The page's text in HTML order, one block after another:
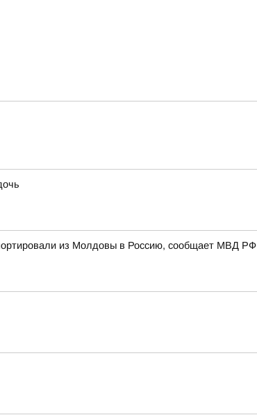
из Молдовы в Россию, сообщает МВД РФ